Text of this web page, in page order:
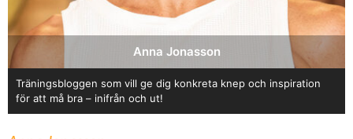
Anna Jonasson
Träningsbloggen som vill ge dig konkreta knep och inspiration
för att må bra – inifrån och ut!